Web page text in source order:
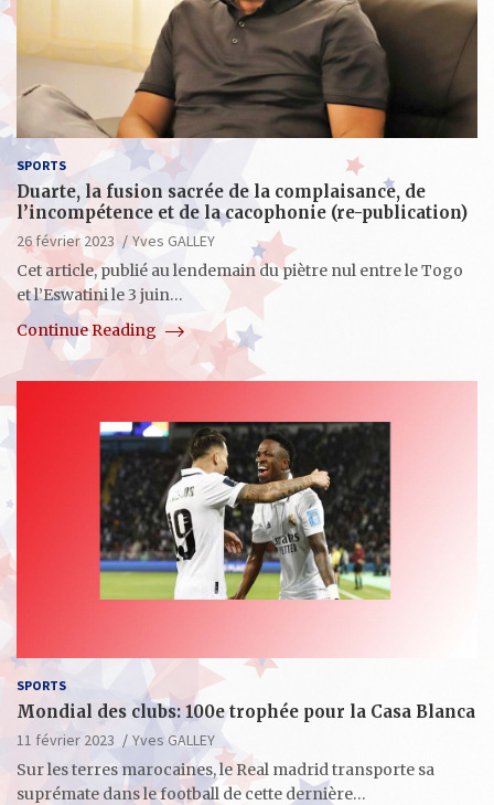
SPORTS
Duarte, la fusion sacrée de la complaisance, de
l’incompétence et de la cacophonie (re-publication)
26 février 2023
Yves GALLEY
Cet article, publié au lendemain du piètre nul entre le Togo
et l’Eswatini le 3 juin…
Continue Reading
SPORTS
Mondial des clubs: 100e trophée pour la Casa Blanca
11 février 2023
Yves GALLEY
Sur les terres marocaines, le Real madrid transporte sa
suprémate dans le football de cette dernière…